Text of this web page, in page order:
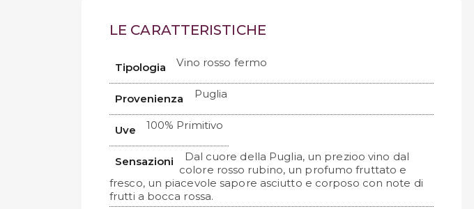
LE CARATTERISTICHE
Tipologia Vino rosso fermo
Provenienza Puglia
Uve 100% Primitivo
Sensazioni
Dal cuore della Puglia, un prezioo vino dal
colore rosso rubino, un profumo fruttato e
fresco, un piacevole sapore asciutto e corposo con note di
frutti a bocca rossa.